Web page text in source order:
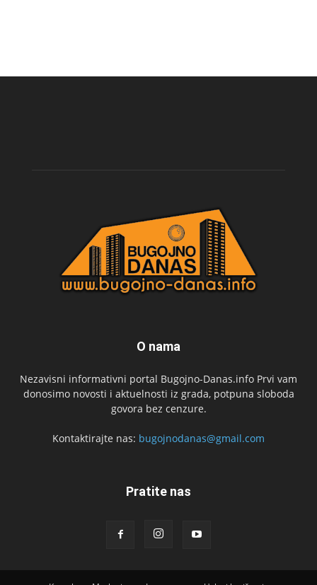
O nama
Nezavisni informativni portal Bugojno-Danas.info Prvi vam
donosimo novosti i aktuelnosti iz grada, potpuna sloboda
govora bez cenzure.
Kontaktirajte nas: bugojnodanas@gmail.com
Pratite nas